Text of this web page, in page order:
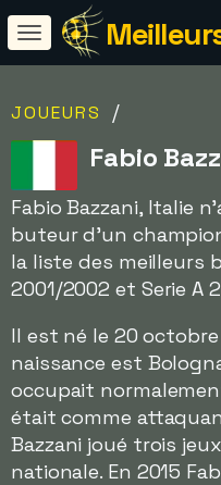
JOUEURS /
Fabio
Fabio Bazzani, Italie
buteur d'un
la liste des meilleurs
2001/2002 et Serie A
Il est né le 20 octobre
naissance est
occupait
était comme
Bazzani joué trois
nationale. En 2015